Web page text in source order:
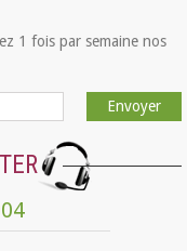
1 fois par semaine nos
Envoyer